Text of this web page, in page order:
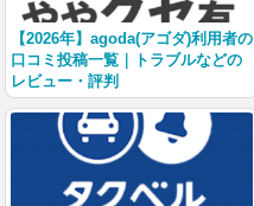
【2026年】agoda(アゴダ)利用者の
口コミ投稿一覧｜トラブルなどの
レビュー・評判